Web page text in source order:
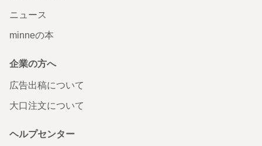
ニュース
minneの本
企業の方へ
広告出稿について
大口注文について
ヘルプセンター